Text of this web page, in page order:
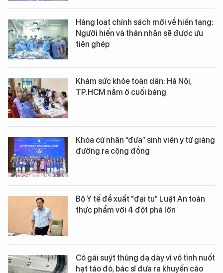
Hàng loạt chính sách mới về hiến tạng:
Người hiến và thân nhân sẽ được ưu
tiên ghép
Khám sức khỏe toàn dân: Hà Nội,
TP.HCM nằm ở cuối bảng
Khóa cử nhân “đưa” sinh viên y từ giảng
đường ra cộng đồng
Bộ Y tế đề xuất "đại tu" Luật An toàn
thực phẩm với 4 đột phá lớn
Cô gái suýt thủng dạ dày vì vô tình nuốt
hạt táo đỏ, bác sĩ đưa ra khuyến cáo